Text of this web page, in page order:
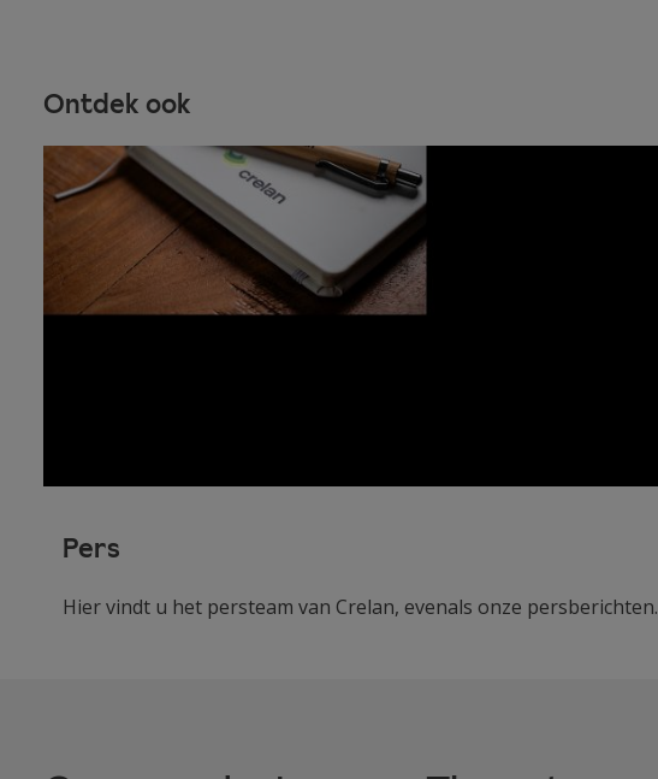
Ontdek ook
Pers
Hier vindt u het persteam van Crelan, evenals onze persberichten.